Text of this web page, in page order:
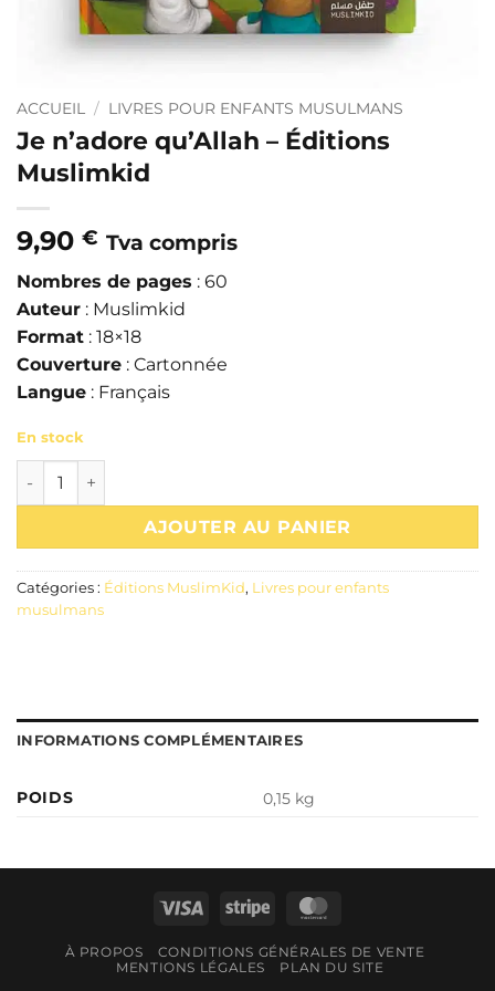
ACCUEIL / LIVRES POUR ENFANTS MUSULMANS
Je n’adore qu’Allah – Éditions
Muslimkid
9,90 € Tva compris
Nombres de pages : 60
Auteur : Muslimkid
Format : 18×18
Couverture : Cartonnée
Langue : Français
En stock
quantité de Je n'adore qu'Allah – Éditions Muslimkid
AJOUTER AU PANIER
Catégories : Éditions MuslimKid, Livres pour enfants
musulmans
INFORMATIONS COMPLÉMENTAIRES
POIDS 0,15 kg
Visa Stripe
À PROPOS
CONDITIONS GÉNÉRALES DE VENTE
MENTIONS LÉGALES
PLAN DU SITE